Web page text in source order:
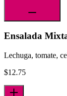
Ensalada
Lechuga, tomate,
$12.75